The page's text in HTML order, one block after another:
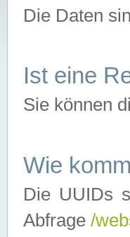
Die Daten
Ist eine
Sie können
Wie
Die UUIDs
Abfrage /